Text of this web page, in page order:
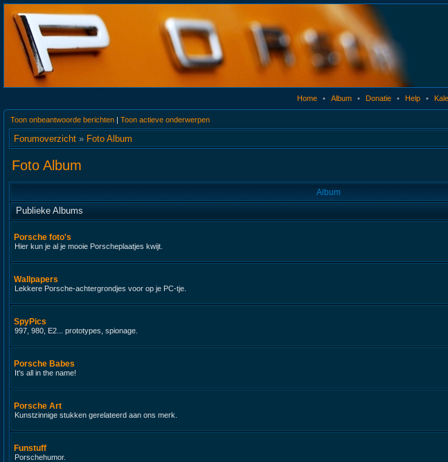
Home • Album • Donatie • Help •
Toon onbeantwoorde berichten | Toon actieve onderwerpen
Forumoverzicht » Foto Album
Foto Album
Album
Publieke Albums
Porsche foto's
Hier kun je al je mooie Porscheplaatjes kwijt.
Wallpapers
Lekkere Porsche-achtergrondjes voor op je PC-tje.
SpyPics
997, 980, E2... prototypes, spionage.
Porsche Babes
It's all in the name!
Porsche Art
Kunstzinnige stukken gerelateerd aan ons merk.
Funstuff
Porschehumor.